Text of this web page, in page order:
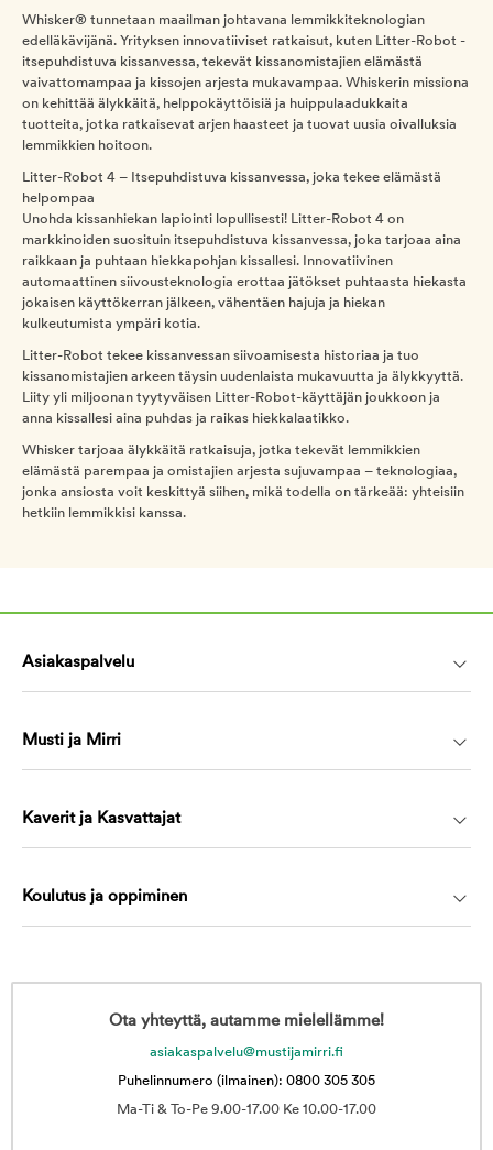
Whisker® tunnetaan maailman johtavana lemmikkiteknologian
edelläkävijänä. Yrityksen innovatiiviset ratkaisut, kuten Litter-Robot -
itsepuhdistuva kissanvessa, tekevät kissanomistajien elämästä
vaivattomampaa ja kissojen arjesta mukavampaa. Whiskerin missiona
on kehittää älykkäitä, helppokäyttöisiä ja huippulaadukkaita
tuotteita, jotka ratkaisevat arjen haasteet ja tuovat uusia oivalluksia
lemmikkien hoitoon.
Litter-Robot 4 – Itsepuhdistuva kissanvessa, joka tekee elämästä
helpompaa
Unohda kissanhiekan lapiointi lopullisesti! Litter-Robot 4 on
markkinoiden suosituin itsepuhdistuva kissanvessa, joka tarjoaa aina
raikkaan ja puhtaan hiekkapohjan kissallesi. Innovatiivinen
automaattinen siivousteknologia erottaa jätökset puhtaasta hiekasta
jokaisen käyttökerran jälkeen, vähentäen hajuja ja hiekan
kulkeutumista ympäri kotia.
Litter-Robot tekee kissanvessan siivoamisesta historiaa ja tuo
kissanomistajien arkeen täysin uudenlaista mukavuutta ja älykkyyttä.
Liity yli miljoonan tyytyväisen Litter-Robot-käyttäjän joukkoon ja
anna kissallesi aina puhdas ja raikas hiekkalaatikko.
Whisker tarjoaa älykkäitä ratkaisuja, jotka tekevät lemmikkien
elämästä parempaa ja omistajien arjesta sujuvampaa – teknologiaa,
jonka ansiosta voit keskittyä siihen, mikä todella on tärkeää: yhteisiin
hetkiin lemmikkisi kanssa.
Asiakaspalvelu
Musti ja Mirri
Kaverit ja Kasvattajat
Koulutus ja oppiminen
Ota yhteyttä, autamme mielellämme!
asiakaspalvelu@mustijamirri.fi
Puhelinnumero (ilmainen): 0800 305 305
Ma-Ti & To-Pe 9.00-17.00 Ke 10.00-17.00